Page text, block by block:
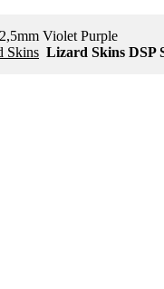
Violet Purple
Skins Lizard Skins DSP